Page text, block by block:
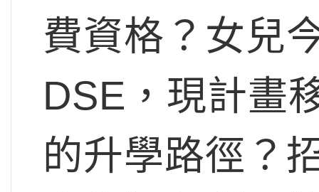
費資格？女兒
DSE，現計畫
的升學路徑？